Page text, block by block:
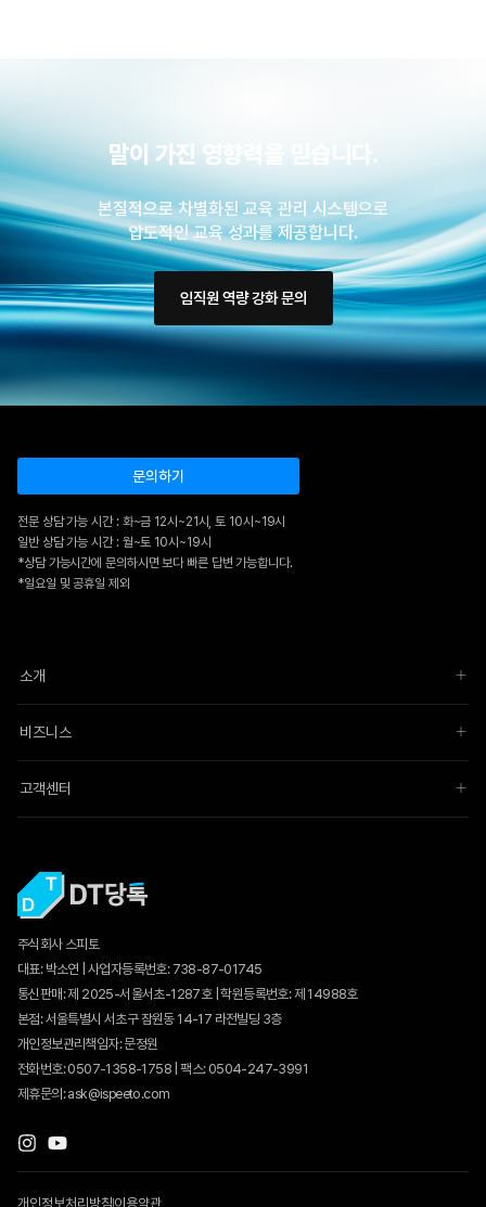
말이 가진 영향력을 믿습니다.
본질적으로 차별화된 교육 관리 시스템으로
압도적인 교육 성과를 제공합니다.
임직원 역량 강화 문의
문의하기
전문 상담 가능 시간 : 화~금 12시~21시, 토 10시~19시
일반 상담 가능 시간 : 월~토 10시~19시
*상담 가능시간에 문의하시면 보다 빠른 답변 가능합니다.
*일요일 및 공휴일 제외
소개
비즈니스
고객센터
주식회사 스피토
대표: 박소연 | 사업자등록번호: 738-87-01745
통신판매:제 2025-서울서초-1287호| 학원등록번호: 제 14988호
본점: 서울특별시 서초구 잠원동 14-17 라전빌딩 3층
개인정보관리책임자: 문정원
전화번호: 0507-1358-1758 | 팩스: 0504-247-3991
제휴문의: ask@ispeeto.com
개인정보처리방침 이용약관